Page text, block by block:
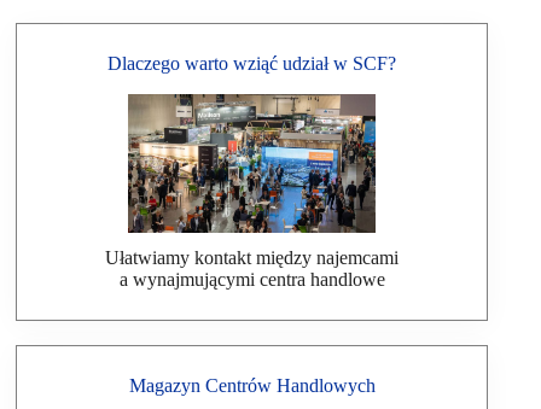
Dlaczego warto wziąć udział w SCF?
Ułatwiamy kontakt między najemcami
a wynajmującymi centra handlowe
Magazyn Centrów Handlowych